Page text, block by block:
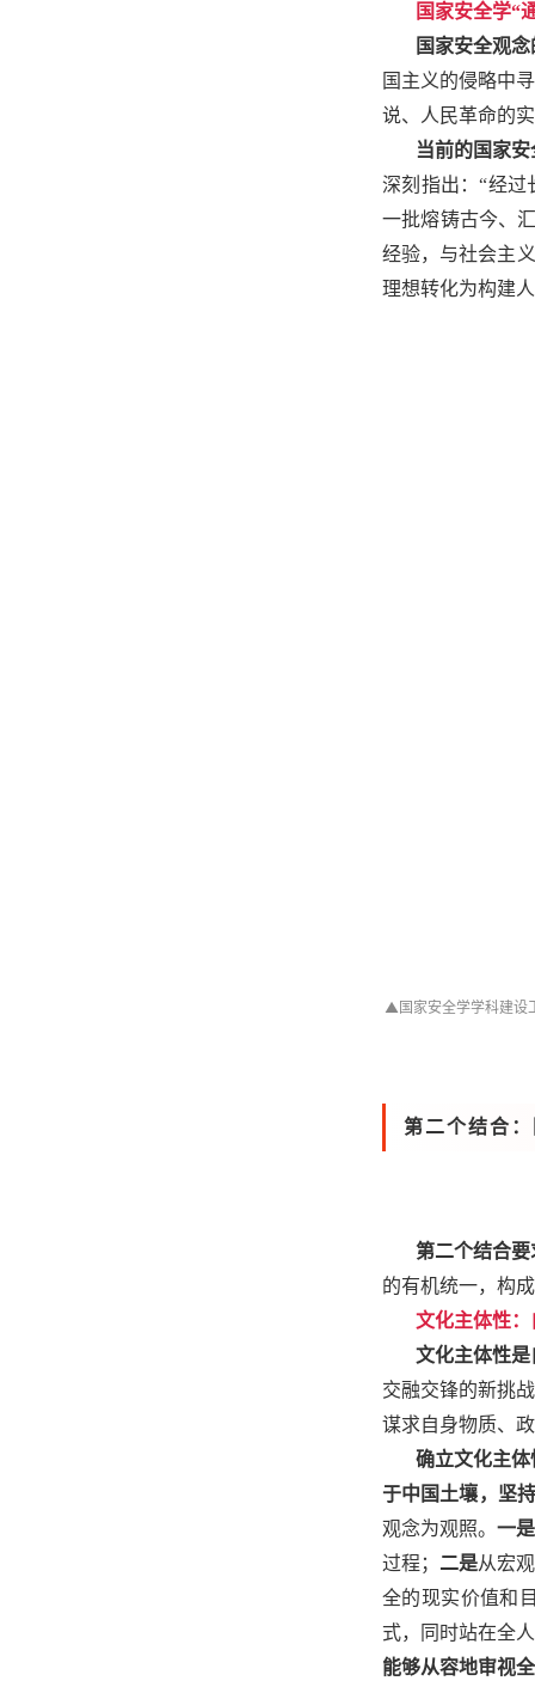
国家安全学“
国家安全观
国主义的侵略中
说、人民革命的
当前的国家
深刻指出：“经过
一批熔铸古今、
经验，与社会主
理想转化为构建
▲ 国家安全学学科建
第二个结合
第二个结合
的有机统一，构
文化主体性
文化主体性
交融交锋的新挑
谋求自身物质、
确立文化主
于中国土壤，坚
观念为观照。一是
过程； 二是从宏
全的现实价值和
式，同时站在全
能够从容地审视